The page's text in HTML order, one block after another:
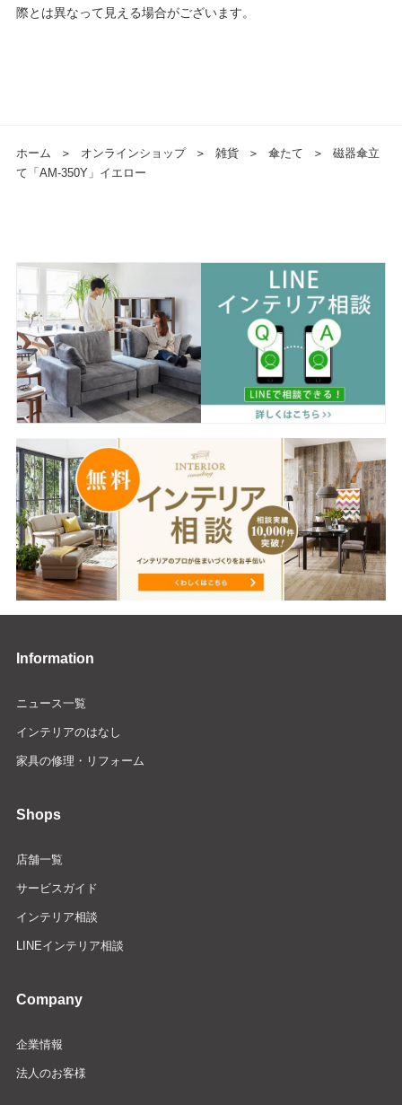
際とは異なって見える場合がございます。
ホーム ＞ オンラインショップ ＞ 雑貨 ＞ 傘たて ＞
磁器傘立
て「AM-350Y」イエロー
Information
ニュース一覧
インテリアのはなし
家具の修理・リフォーム
Shops
店舗一覧
サービスガイド
インテリア相談
LINEインテリア相談
Company
企業情報
法人のお客様